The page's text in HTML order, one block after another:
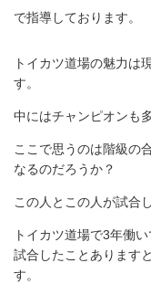
で指導しております。
トイカツ道場の魅力は
す。
中にはチャンピオンも
ここで思うのは階級の
なるのだろうか？
この人とこの人が試合
トイカツ道場で3年働
試合したことあります
す。